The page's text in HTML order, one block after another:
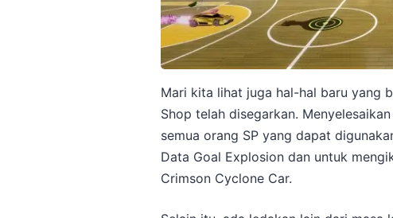
Mari kita lihat juga hal-hal baru yang
Shop telah disegarkan.
semua orang SP yang dapat
Data Goal Explosion dan untuk
Crimson Cyclone Car.